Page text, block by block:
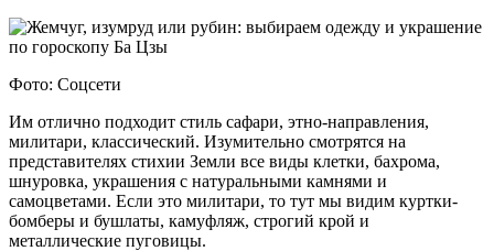
Фото: Соцсети
Им отлично подходит стиль сафари, этно-направления,
милитари, классический. Изумительно смотрятся на
представителях стихии Земли все виды клетки, бахрома,
шнуровка, украшения с натуральными камнями и
самоцветами. Если это милитари, то тут мы видим куртки-
бомберы и бушлаты, камуфляж, строгий крой и
металлические пуговицы.